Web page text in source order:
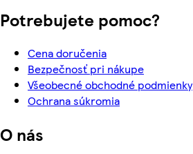
Potrebujete pomoc?
Cena doručenia
Bezpečnosť pri nákupe
Všeobecné obchodné podmienky
Ochrana súkromia
O nás